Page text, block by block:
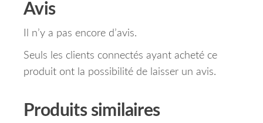
Avis
Il n’y a pas encore d’avis.
Seuls les clients connectés ayant acheté ce
produit ont la possibilité de laisser un avis.
Produits similaires